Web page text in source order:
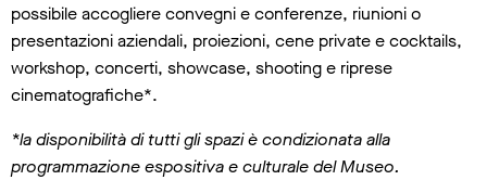
possibile accogliere convegni e conferenze, riunioni o
presentazioni aziendali, proiezioni, cene private e cocktails,
workshop, concerti, showcase, shooting e riprese
cinematografiche*.
*la disponibilità di tutti gli spazi è condizionata alla
programmazione espositiva e culturale del Museo.